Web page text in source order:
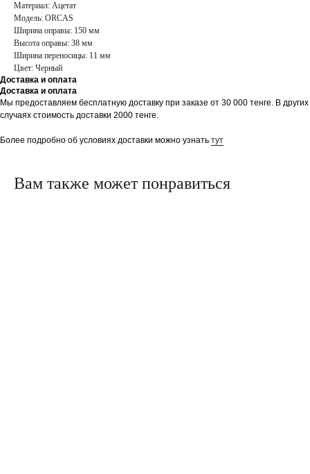
Материал: Ацетат
Модель: ORCAS
Ширина оправы: 150 мм
Высота оправы: 38 мм
Ширина переносицы: 11 мм
Цвет: Черный
Доставка и оплата
Доставка и оплата
Мы предоставляем бесплатную доставку при заказе от 30 000 тенге. В других
случаях стоимость доставки 2000 тенге.
Более подробно об условиях доставки можно узнать тут
Вам также может понравиться
ПОКУПАТЕЛЯМ МАГАЗИН
Доставка
Возврат и обмен Блог